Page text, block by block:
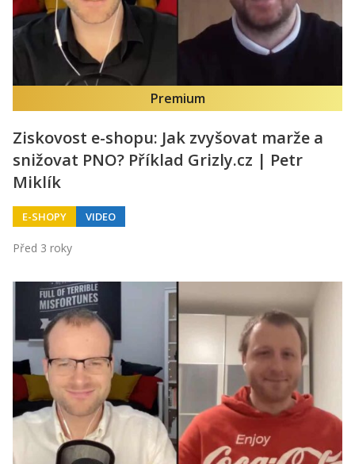
Premium
Ziskovost e-shopu: Jak zvyšovat marže a
snižovat PNO? Příklad Grizly.cz | Petr
Miklík
E-SHOPY VIDEO
Před 3 roky